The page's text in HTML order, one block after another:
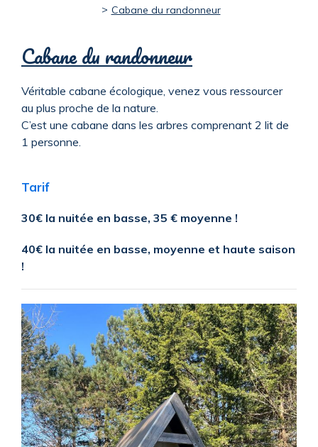
Cabane du randonneur
Cabane du randonneur
Véritable cabane écologique, venez vous ressourcer
au plus proche de la nature.
C’est une cabane dans les arbres comprenant 2 lit de
1 personne.
Tarif
30€ la nuitée en basse, 35 € moyenne !
40€ la nuitée en basse, moyenne et haute saison
!